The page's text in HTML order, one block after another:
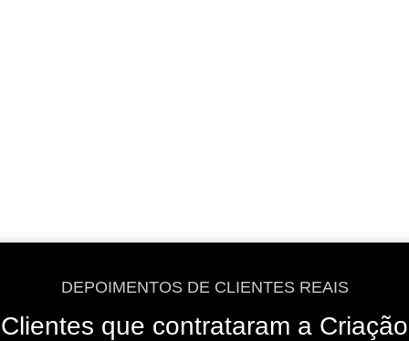
DEPOIMENTOS DE CLIENTES REAIS
Clientes que contrataram a Criação